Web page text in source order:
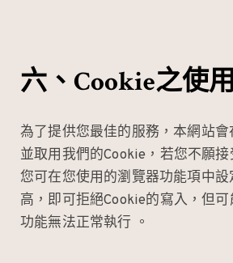
六、Cookie之使用
為了提供您最佳的服務，本網站
並取用我們的Cookie，若您不願接
您可在您使用的瀏覽器功能項中
高，即可拒絕Cookie的寫入，但
功能無法正常執行 。